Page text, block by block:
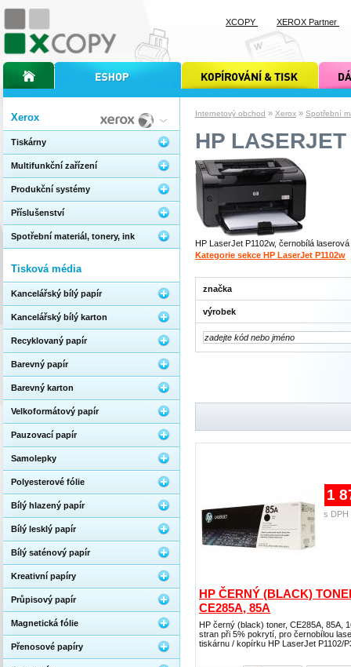
Internetový obchod » Xerox » Spotřební
HP
HP LaserJet P1102w, černobílá
Kategorie sekce HP LaserJet P1102w
značka
výrobek
HP ČERNÝ (BLACK)
CE285A, 85A
HP černý (black) toner, CE285A, 85A,
stran při 5% pokrytí, pro černobílou
tiskárnu / kopírku HP LaserJet P1102/
1
s DPH
Xerox
Tiskárny
Multifunkční zařízení
Produkční systémy
Příslušenství
Spotřební materiál, tonery, ink
Tisková média
Kancelářský bílý papír
Kancelářský bílý karton
Recyklovaný papír
Barevný papír
Barevný karton
Velkoformátový papír
Pauzovací papír
Samolepky
Polyesterové fólie
Bílý hlazený papír
Bílý lesklý papír
Bílý saténový papír
Kreativní papíry
Průpisový papír
Magnetická fólie
Přenosové papíry
úvodní stránka xcopyinternetový obchod xcopy kopírování a tisk xcopy dárkové
XCOPY XEROX Partner